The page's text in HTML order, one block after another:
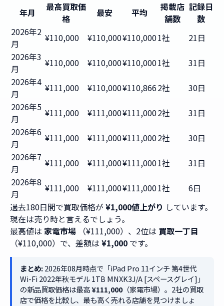
年月
最高買取価
格
最安 平均
掲載店
舗数
記録日
数
2026年2
月
¥110,000 ¥110,000¥110,0001社
21日
2026年3
月
¥110,000 ¥110,000¥110,0001社
31日
2026年4
月
¥111,000 ¥110,000¥110,8662社
30日
2026年5
月
¥111,000 ¥111,000¥111,0002社
31日
2026年6
月
¥111,000 ¥111,000¥111,0002社
30日
2026年7
月
¥111,000 ¥111,000¥111,0001社
31日
2026年8
月
¥111,000 ¥111,000¥111,0001社
6日
過去180日間で買取価格が ¥1,000値上がり しています。
現在は売り時と言えるでしょう。
最高値は 家電市場 （¥111,000）、2位は 買取一丁目
（¥110,000）で、差額は ¥1,000 です。
まとめ:2026年08月時点で「iPad Pro 11インチ 第4世代
Wi-Fi 2022年秋モデル 1TB MNXK3J/A [スペースグレイ]」
の新品買取価格は最高¥111,000（家電市場）。2社の買取
店で価格を比較し、最も高く売れる店舗を見つけましょ